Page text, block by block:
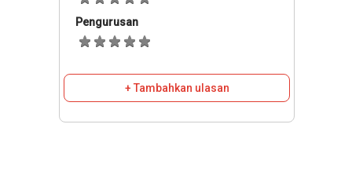
Pengurusan
+ Tambahkan ulasan